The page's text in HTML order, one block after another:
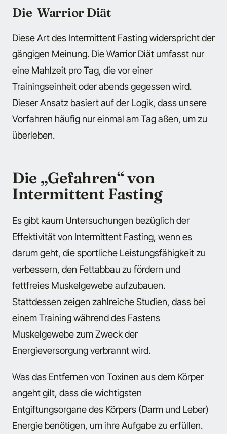
Die Warrior Diät
Diese Art des Intermittent Fasting widerspricht der
gängigen Meinung. Die Warrior Diät umfasst nur
eine Mahlzeit pro Tag, die vor einer
Trainingseinheit oder abends gegessen wird.
Dieser Ansatz basiert auf der Logik, dass unsere
Vorfahren häufig nur einmal am Tag aßen, um zu
überleben.
Die „Gefahren“ von
Intermittent Fasting
Es gibt kaum Untersuchungen bezüglich der
Effektivität von Intermittent Fasting, wenn es
darum geht, die sportliche Leistungsfähigkeit zu
verbessern, den Fettabbau zu fördern und
fettfreies Muskelgewebe aufzubauen.
Stattdessen zeigen zahlreiche Studien, dass bei
einem Training während des Fastens
Muskelgewebe zum Zweck der
Energieversorgung verbrannt wird.
Was das Entfernen von Toxinen aus dem Körper
angeht gilt, dass die wichtigsten
Entgiftungsorgane des Körpers (Darm und Leber)
Energie benötigen, um ihre Aufgabe zu erfüllen.